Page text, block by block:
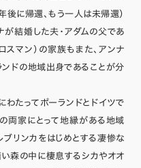
に帰還、もう一人は未帰還）
が結婚した夫・アダムの父であ
マン）の家族もまた、アンナ
ドの地域出身であることが分
たってポーランドとドイツで
両家にとって地縁がある地域
ブリンカをはじめとする凄惨な
森の中に棲息するシカやオオ